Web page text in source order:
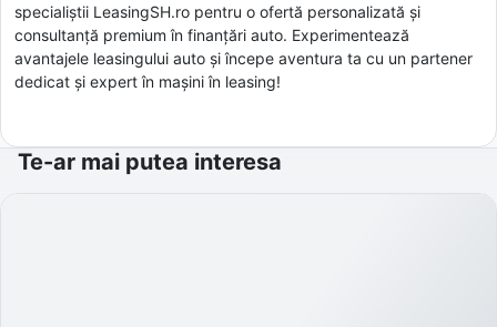
specialiștii LeasingSH.ro pentru o ofertă personalizată și
consultanță premium în finanțări auto. Experimentează
avantajele leasingului auto și începe aventura ta cu un partener
dedicat și expert în mașini în leasing!
Te-ar mai putea interesa